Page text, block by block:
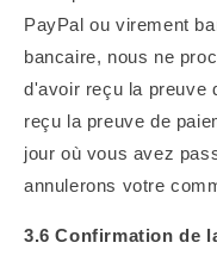
PayPal ou virement
bancaire, nous ne
d'avoir reçu la preuve
reçu la preuve de
jour où vous avez
annulerons votre
3.6 Confirmation de